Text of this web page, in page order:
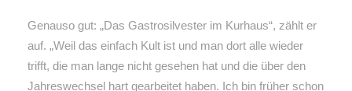
Genauso gut: „Das Gastrosilvester im Kurhaus“, zählt er
auf. „Weil das einfach Kult ist und man dort alle wieder
trifft, die man lange nicht gesehen hat und die über den
Jahreswechsel hart gearbeitet haben. Ich bin früher schon